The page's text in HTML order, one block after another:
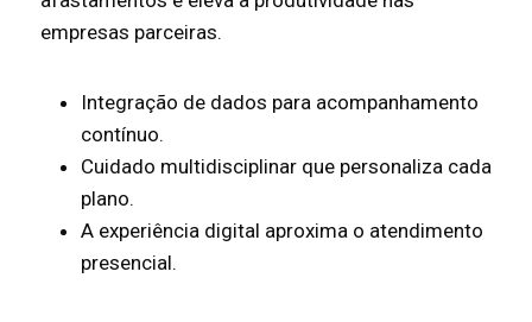
empresas parceiras.
Integração de dados para acompanhamento
contínuo.
Cuidado multidisciplinar que personaliza cada
plano.
A experiência digital aproxima o atendimento
presencial.